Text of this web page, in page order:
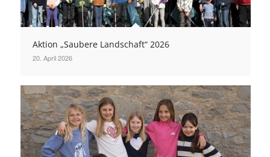
Aktion „Saubere Landschaft“ 2026
20. April 2026